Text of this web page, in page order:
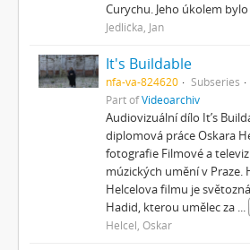
Curychu. Jeho úkolem
Jedlička, Jan
It's Buildable
nfa-va-824620 Subseries
Part ofVideoarchiv
Audiovizuální dílo It’s
diplomová práce Oskara
fotografie Filmové a
múzických umění v
Helcelova filmu je
Hadid, kterou umělec za ...
Helcel, Oskar